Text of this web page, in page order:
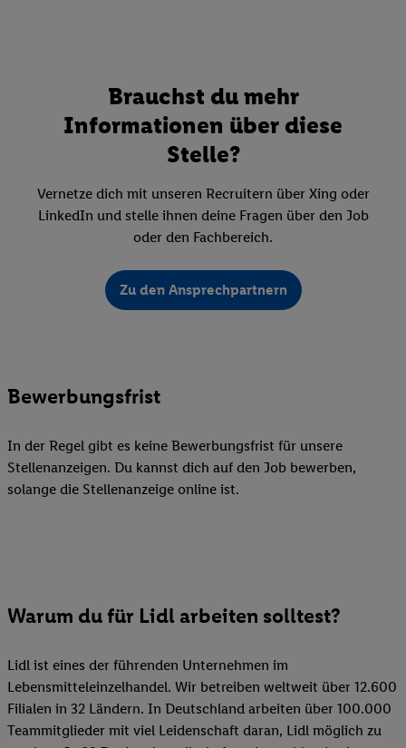
Brauchst du mehr
Informationen über diese
Stelle?
Vernetze dich mit unseren Recruitern über Xing oder
LinkedIn und stelle ihnen deine Fragen über den Job
oder den Fachbereich.
Zu den Ansprechpartnern
Bewerbungsfrist
In der Regel gibt es keine Bewerbungsfrist für unsere
Stellenanzeigen. Du kannst dich auf den Job bewerben,
solange die Stellenanzeige online ist.
Warum du für Lidl arbeiten solltest?
Lidl ist eines der führenden Unternehmen im
Lebensmitteleinzelhandel. Wir betreiben weltweit über 12.600
Filialen in 32 Ländern. In Deutschland arbeiten über 100.000
Teammitglieder mit viel Leidenschaft daran, Lidl möglich zu